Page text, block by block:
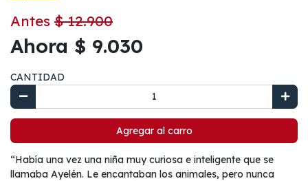
Antes $ 12.900
Ahora $ 9.030
CANTIDAD
Agregar al carro
“Había una vez una niña muy curiosa e inteligente que se
llamaba Ayelén. Le encantaban los animales, pero nunca